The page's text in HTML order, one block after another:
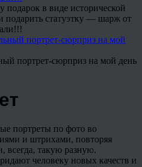
в виде исторической
подарить статуэтку — шарж от
портрет-сюрприз на мой день
портреты по фото во
и штрихами, повторяя
всегда, такую разную.
человеку новых качеств и